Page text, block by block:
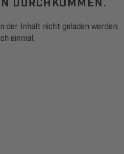
der Inhalt nicht geladen werden.
einmal.